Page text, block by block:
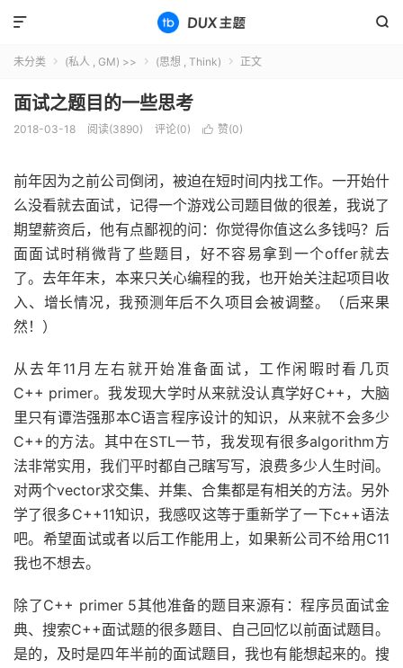


未分类  (私人 , GM) >>  (思想 , Think)  正文
面试之题目的一些思考
2018-03-18 阅读(3890) 评论(0)  赞(0)
前年因为之前公司倒闭，被迫在短时间内找工作。一开始什
么没看就去面试，记得一个游戏公司题目做的很差，我说了
期望薪资后，他有点鄙视的问：你觉得你值这么多钱吗？后
面面试时稍微背了些题目，好不容易拿到一个offer就去
了。去年年末，本来只关心编程的我，也开始关注起项目收
入、增长情况，我预测年后不久项目会被调整。（后来果
然！）
从去年11月左右就开始准备面试，工作闲暇时看几页
C++ primer。我发现大学时从来就没认真学好C++，大脑
里只有谭浩强那本C语言程序设计的知识，从来就不会多少
C++的方法。其中在STL一节，我发现有很多algorithm方
法非常实用，我们平时都自己瞎写写，浪费多少人生时间。
对两个vector求交集、并集、合集都是有相关的方法。另外
学了很多C++11知识，我感叹这等于重新学了一下c++语法
吧。希望面试或者以后工作能用上，如果新公司不给用C11
我也不想去。
除了C++ primer 5其他准备的题目来源有：程序员面试金
典、搜索C++面试题的很多题目、自己回忆以前面试题目。
是的，及时是四年半前的面试题目，我也有能想起来的。搜